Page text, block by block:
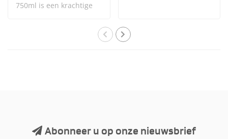
750ml is een krachtige
Abonneer u op onze nieuwsbrief